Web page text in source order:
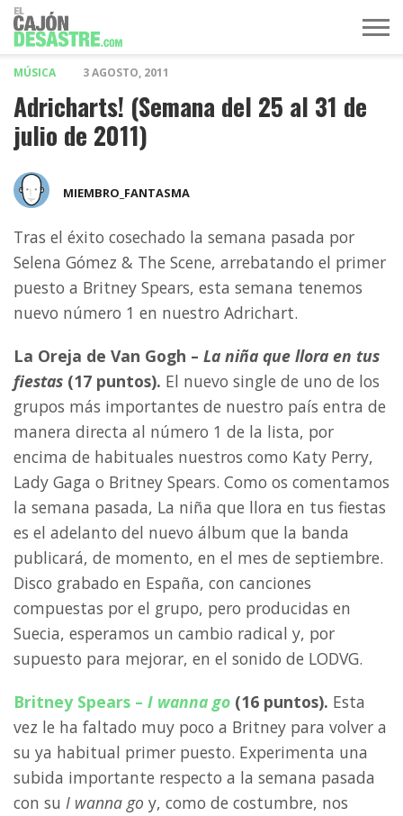
MÚSICA 3 AGOSTO, 2011
Adricharts! (Semana del 25 al 31 de
julio de 2011)
MIEMBRO_FANTASMA
Tras el éxito cosechado la semana pasada por
Selena Gómez & The Scene, arrebatando el primer
puesto a Britney Spears, esta semana tenemos
nuevo número 1 en nuestro Adrichart.
La Oreja de Van Gogh – La niña que llora en tus
fiestas (17 puntos). El nuevo single de uno de los
grupos más importantes de nuestro país entra de
manera directa al número 1 de la lista, por
encima de habituales nuestros como Katy Perry,
Lady Gaga o Britney Spears. Como os comentamos
la semana pasada, La niña que llora en tus fiestas
es el adelanto del nuevo álbum que la banda
publicará, de momento, en el mes de septiembre.
Disco grabado en España, con canciones
compuestas por el grupo, pero producidas en
Suecia, esperamos un cambio radical y, por
supuesto para mejorar, en el sonido de LODVG.
Britney Spears – I wanna go (16 puntos). Esta
vez le ha faltado muy poco a Britney para volver a
su ya habitual primer puesto. Experimenta una
subida importante respecto a la semana pasada
con su I wanna go y, como de costumbre, nos